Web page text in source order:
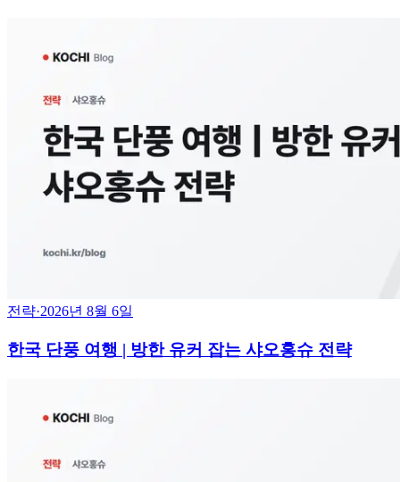
전략·2026년 8월 6일
한국 단풍 여행 | 방한 유커 잡는 샤오홍슈 전략